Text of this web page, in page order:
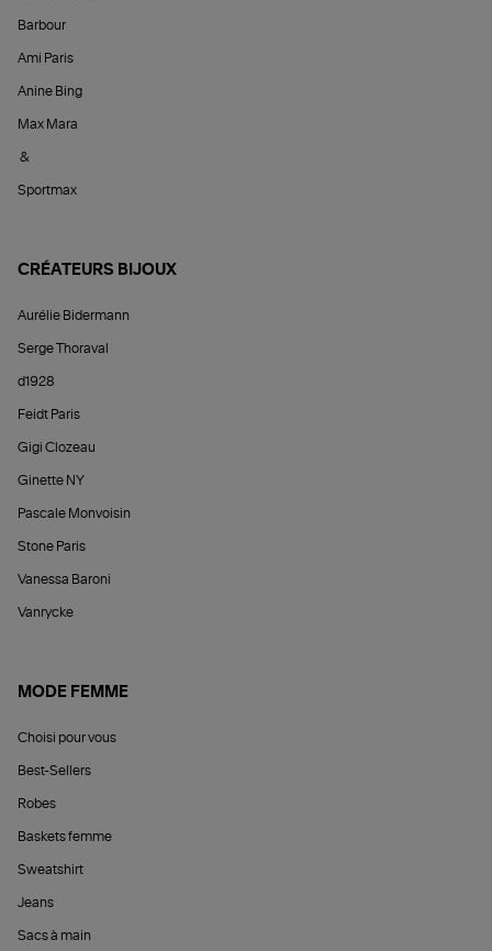
Barbour
Ami Paris
Anine Bing
Max Mara
&
Sportmax
CRÉATEURS BIJOUX
Aurélie Bidermann
Serge Thoraval
d1928
Feidt Paris
Gigi Clozeau
Ginette NY
Pascale Monvoisin
Stone Paris
Vanessa Baroni
Vanrycke
MODE FEMME
Choisi pour vous
Best-Sellers
Robes
Baskets femme
Sweatshirt
Jeans
Sacs à main